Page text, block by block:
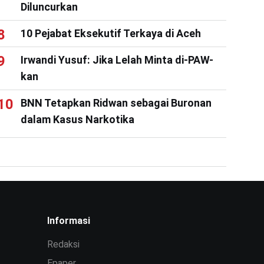
Diluncurkan
10 Pejabat Eksekutif Terkaya di Aceh
Irwandi Yusuf: Jika Lelah Minta di-PAW-
kan
BNN Tetapkan Ridwan sebagai Buronan
dalam Kasus Narkotika
Informasi
Redaksi